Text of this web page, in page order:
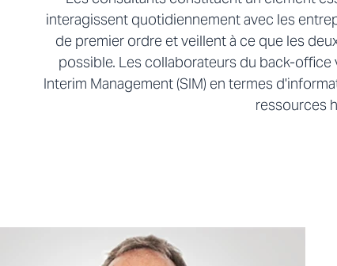
interagissent quotidiennement avec les
de premier ordre et veillent à ce que les
possible. Les collaborateurs du back-
Interim Management (SIM) en termes
ressources